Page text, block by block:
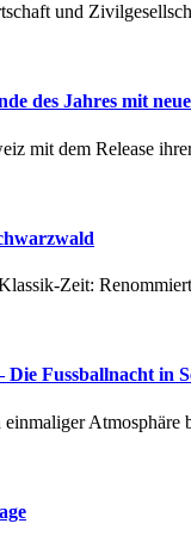
und
des Jahres mit
mit dem Release
Zeit:
Fussballnacht in